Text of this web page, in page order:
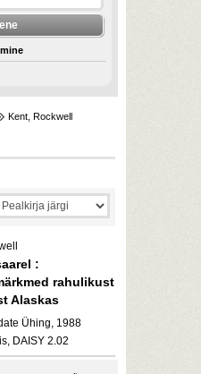
Kent, Rockwell
:
rahulikust
Alaskas
Ühing, 1988
DAISY 2.02